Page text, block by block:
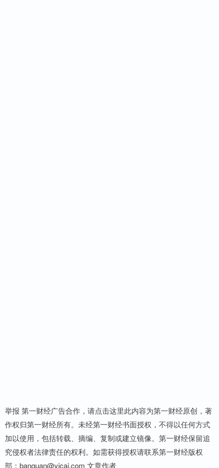
举报 第一财经广告合作，请点击这里此内容为第一财经原创，著
作权归第一财经所有。未经第一财经书面授权，不得以任何方式
加以使用，包括转载、摘编、复制或建立镜像。第一财经保留追
究侵权者法律责任的权利。如需获得授权请联系第一财经版权
部：banquan@yicai.com 文章作者